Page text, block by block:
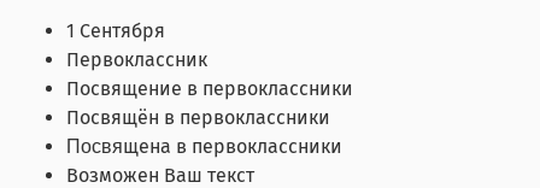
1 Сентября
Первоклассник
Посвящение в первоклассники
Посвящён в первоклассники
Посвящена в первоклассники
Возможен Ваш текст